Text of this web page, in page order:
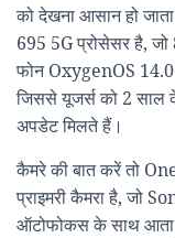
को देखना आसान हो
695 5G प्रोसेसर है,
फोन OxygenOS
जिससे यूजर्स को 2 साल
अपडेट मिलते हैं।
कैमरे की बात करें तो
प्राइमरी कैमरा है, जो
ऑटोफोकस के साथ